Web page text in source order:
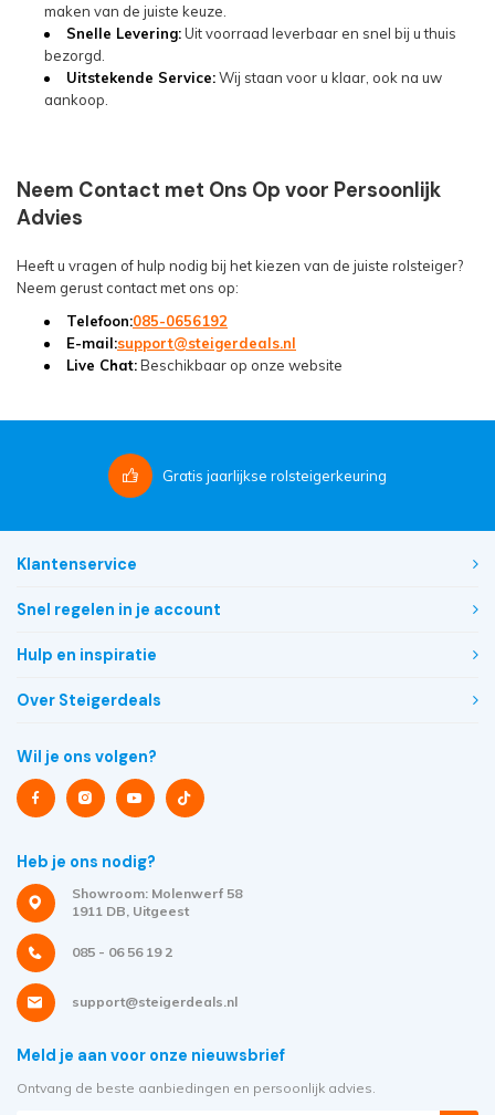
maken van de juiste keuze.
Snelle Levering:Uit voorraad leverbaar en snel bij u thuis
bezorgd.
Uitstekende Service:Wij staan voor u klaar, ook na uw
aankoop.
Neem Contact met Ons Op voor Persoonlijk
Advies
Heeft u vragen of hulp nodig bij het kiezen van de juiste rolsteiger?
Neem gerust contact met ons op:
Telefoon:085-0656192
E-mail:support@steigerdeals.nl
Live Chat:Beschikbaar op onze website
Gratis jaarlijkse rolsteigerkeuring
Klantenservice
Snel regelen in je account
Hulp en inspiratie
Over Steigerdeals
Wil je ons volgen?
Heb je ons nodig?
Showroom: Molenwerf 58
1911 DB, Uitgeest
085 - 06 56 19 2
support@steigerdeals.nl
Meld je aan voor onze nieuwsbrief
Ontvang de beste aanbiedingen en persoonlijk advies.